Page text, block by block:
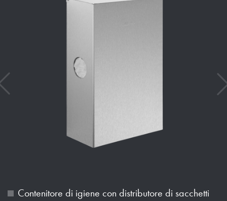
Contenitore di igiene con distributore di sacchetti